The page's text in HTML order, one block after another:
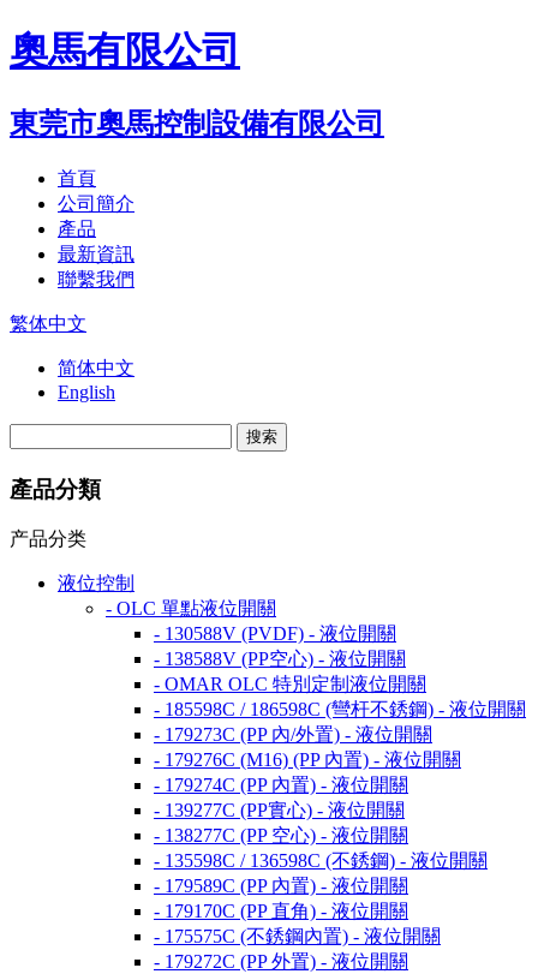
奧馬有限公司
東莞市奧馬控制設備有限公司
首頁
公司簡介
產品
最新資訊
聯繫我們
繁体中文
简体中文
English
搜索
產品分類
产品分类
液位控制
- OLC 單點液位開關
- 130588V (PVDF) - 液位開關
- 138588V (PP空心) - 液位開關
- OMAR OLC 特別定制液位開關
- 185598C / 186598C (彎杆不銹鋼) - 液位開關
- 179273C (PP 內/外置) - 液位開關
- 179276C (M16) (PP 內置) - 液位開關
- 179274C (PP 內置) - 液位開關
- 139277C (PP實心) - 液位開關
- 138277C (PP 空心) - 液位開關
- 135598C / 136598C (不銹鋼) - 液位開關
- 179589C (PP 內置) - 液位開關
- 179170C (PP 直角) - 液位開關
- 175575C (不銹鋼內置) - 液位開關
- 179272C (PP 外置) - 液位開關